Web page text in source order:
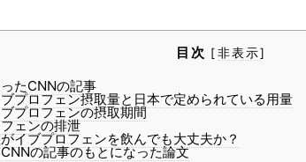
目次 [非表示]
たCNNの記事
プロフェン摂取量と日本で定められている用量
プロフェンの摂取期間
ェンの排泄
イブプロフェンを飲んでも大丈夫か？
の記事のもとになった論文